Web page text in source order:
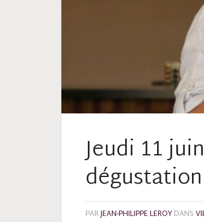
Jeudi 11
dégustation
PARJEAN-PHILIPPE LEROYDANS